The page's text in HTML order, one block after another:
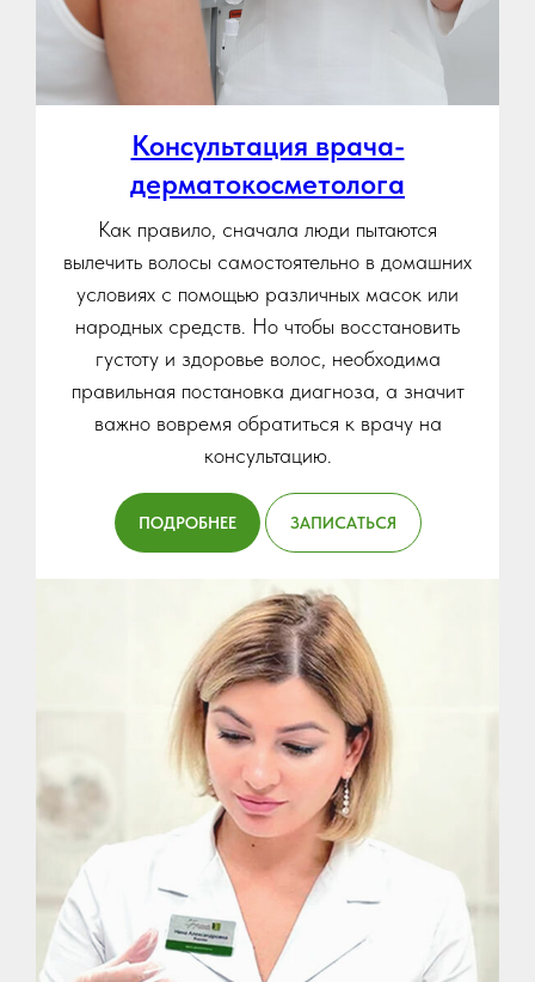
Консультация врача-
дерматокосметолога
Как правило, сначала люди пытаются
вылечить волосы самостоятельно в домашних
условиях с помощью различных масок или
народных средств. Но чтобы восстановить
густоту и здоровье волос, необходима
правильная постановка диагноза, а значит
важно вовремя обратиться к врачу на
консультацию.
ПОДРОБНЕЕ ЗАПИСАТЬСЯ